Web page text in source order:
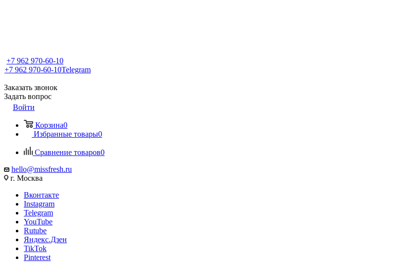
+7 962 970-60-10
+7 962 970-60-10Telegram
Заказать звонок
Задать вопрос
Войти
Корзина0
Избранные товары0
Сравнение товаров0
hello@missfresh.ru
г. Москва
Вконтакте
Instagram
Telegram
YouTube
Rutube
Яндекс.Дзен
TikTok
Pinterest